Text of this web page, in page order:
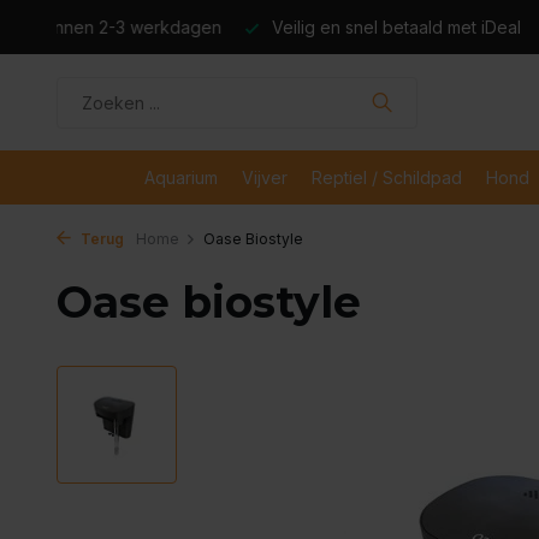
Veilig en snel betaald met iDeal Boven de €50,-
Aquarium Vijver Reptiel / Schildpad Hond
Terug Home Oase Biostyle
Oase biostyle